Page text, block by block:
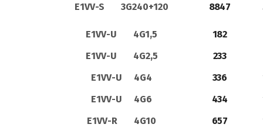
E1VV-S 3G240+120
8847
E1VV-U 4G1,5 182
E1VV-U 4G2,5
233
E1VV-U 4G4
336
E1VV-U 4G6
434
E1VV-R 4G10
657